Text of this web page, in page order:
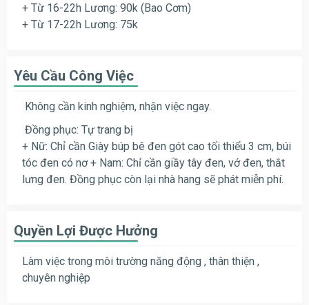
+ Từ 16-22h Lương: 90k (Bao Cơm)
+ Từ 17-22h Lương: 75k
Yêu Cầu Công Việc
Không cần kinh nghiệm, nhận việc ngay.
Đồng phục: Tự trang bị
+ Nữ: Chỉ cần Giày búp bê đen gót cao tối thiểu 3 cm, búi
tóc đen có nơ + Nam: Chỉ cần giầy tây đen, vớ đen, thắt
lưng đen. Đồng phục còn lại nhà hang sẽ phát miễn phí.
Quyền Lợi Được Hưởng
Làm việc trong môi trường năng động , thân thiện ,
chuyên nghiệp